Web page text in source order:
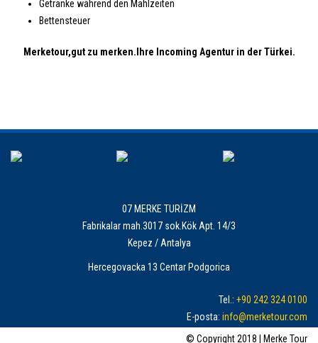
Getränke während den Mahlzeiten
Bettensteuer
Merketour,gut zu merken.Ihre Incoming Agentur in der Türkei.
07 MERKE TURİZM
Fabrikalar mah.3017 sok.Kök Apt. 14/3
Kepez / Antalya
Hercegovacka 13 Centar Podgorica
Tel.: +90 242 324 0100
E-posta: info@merketour.com
© Copyright 2018 | Merke Tour